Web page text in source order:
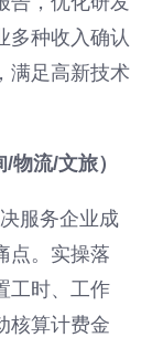
多种收入确认
满足高新技术
物流/文旅）
服务企业成
点。实操落
工时、工作
核算计费金